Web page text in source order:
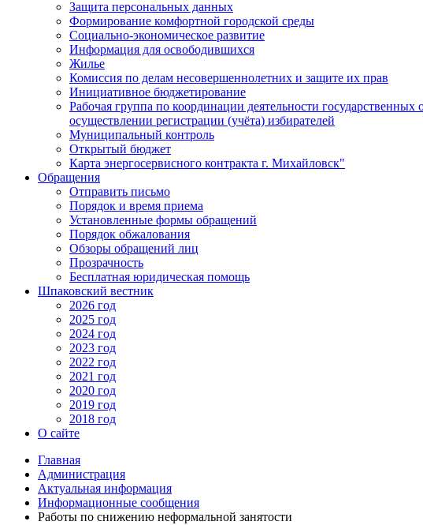
Защита персональных данных
Формирование комфортной городской среды
Социально-экономическое развитие
Информация для освободившихся
Жилье
Комиссия по делам несовершеннолетних и защите их прав
Инициативное бюджетирование
Рабочая группа по координации деятельности
осуществлении регистрации (учёта) избирателей
Муниципальный контроль
Открытый бюджет
Карта энергосервисного контракта г. Михайловск"
Обращения
Отправить письмо
Порядок и время приема
Установленные формы обращений
Порядок обжалования
Обзоры обращений лиц
Прозрачность
Бесплатная юридическая помощь
Шпаковский вестник
2026 год
2025 год
2024 год
2023 год
2022 год
2021 год
2020 год
2019 год
2018 год
О сайте
Главная
Администрация
Актуальная информация
Информационные сообщения
Работы по снижению неформальной занятости